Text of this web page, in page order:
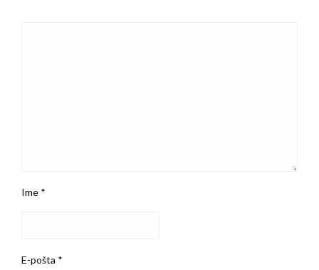
Ime *
E-pošta *